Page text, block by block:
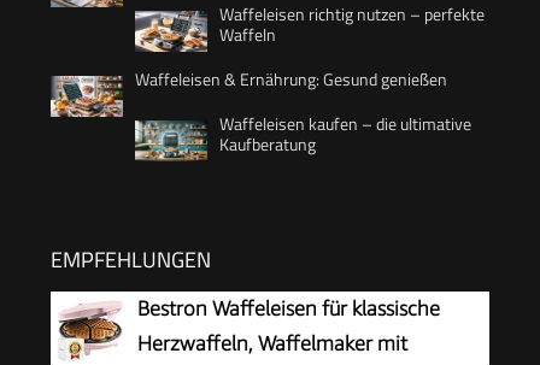
Waffeleisen richtig nutzen – perfekte
Waffeln
Waffeleisen & Ernährung: Gesund genießen
Waffeleisen kaufen – die ultimative
Kaufberatung
EMPFEHLUNGEN
Bestron Waffeleisen für klassische
Herzwaffeln, Waffelmaker mit